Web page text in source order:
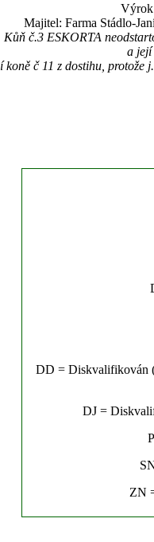
Majitel: Farma Stádlo-
Kůň č.3 ESKORTA
a její
koně č 11 z dostihu,
DD = Diskvalifikován
DJ =
ZN